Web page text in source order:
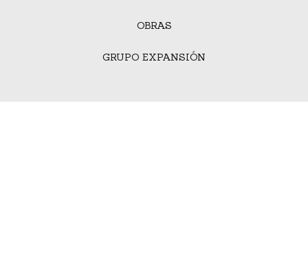
OBRAS
GRUPO EXPANSIÓN